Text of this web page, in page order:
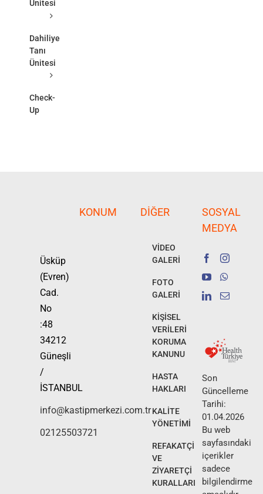
Ünitesi
Dahiliye
Tanı
Ünitesi
Check-
Up
Üsküp
(Evren)
Cad.
No
:48
34212
Güneşli
/
İSTANBUL
info@kastipmerkezi.com.tr
02125503721
KONUM DIĞER
VİDEO
GALERİ
FOTO
GALERİ
KİŞİSEL
VERİLERİ
KORUMA
KANUNU
HASTA
HAKLARI
KALİTE
YÖNETİMİ
REFAKATÇİ
VE
ZİYARETÇİ
KURALLARI
SOSYAL
MEDYA
Son
Güncelleme
Tarihi:
01.04.2026
Bu web
sayfasındaki
içerikler
sadece
bilgilendirme